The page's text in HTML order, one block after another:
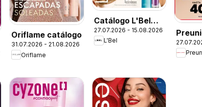
Oriflame catálogo
31.07.2026 - 21.08.2026
Oriflame
Catálogo L'Bel
Campaña 13
27.07.2026 - 15.08.2026
L'Bel